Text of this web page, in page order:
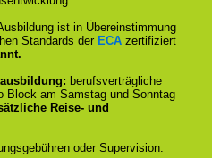
ist in Übereinstimmung
Standards der ECA zertifiziert
berufsverträgliche
Block am Samstag und Sonntag
Reise- und
oder Supervision.